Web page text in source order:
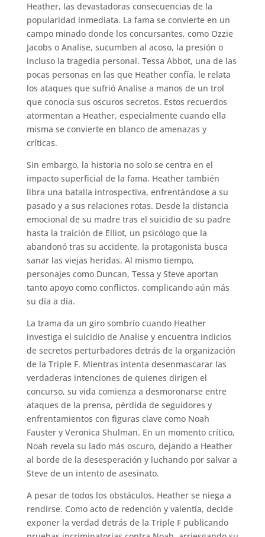
Heather, las devastadoras consecuencias de la
popularidad inmediata. La fama se convierte en un
campo minado donde los concursantes, como Ozzie
Jacobs o Analise, sucumben al acoso, la presión o
incluso la tragedia personal. Tessa Abbot, una de las
pocas personas en las que Heather confía, le relata
los ataques que sufrió Analise a manos de un trol
que conocía sus oscuros secretos. Estos recuerdos
atormentan a Heather, especialmente cuando ella
misma se convierte en blanco de amenazas y
críticas.
Sin embargo, la historia no solo se centra en el
impacto superficial de la fama. Heather también
libra una batalla introspectiva, enfrentándose a su
pasado y a sus relaciones rotas. Desde la distancia
emocional de su madre tras el suicidio de su padre
hasta la traición de Elliot, un psicólogo que la
abandonó tras su accidente, la protagonista busca
sanar las viejas heridas. Al mismo tiempo,
personajes como Duncan, Tessa y Steve aportan
tanto apoyo como conflictos, complicando aún más
su día a día.
La trama da un giro sombrío cuando Heather
investiga el suicidio de Analise y encuentra indicios
de secretos perturbadores detrás de la organización
de la Triple F. Mientras intenta desenmascarar las
verdaderas intenciones de quienes dirigen el
concurso, su vida comienza a desmoronarse entre
ataques de la prensa, pérdida de seguidores y
enfrentamientos con figuras clave como Noah
Fauster y Veronica Shulman. En un momento crítico,
Noah revela su lado más oscuro, dejando a Heather
al borde de la desesperación y luchando por salvar a
Steve de un intento de asesinato.
A pesar de todos los obstáculos, Heather se niega a
rendirse. Como acto de redención y valentía, decide
exponer la verdad detrás de la Triple F publicando